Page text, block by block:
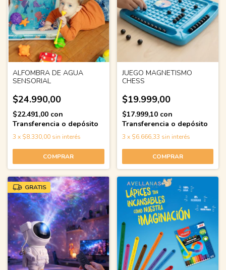
ALFOMBRA DE AGUA
SENSORIAL
$24.990,00
$22.491,00 con
Transferencia o depósito
3 x $8.330,00 sin interés
JUEGO MAGNETISMO
CHESS
$19.999,00
$17.999,10 con
Transferencia o depósito
3 x $6.666,33 sin interés
GRATIS